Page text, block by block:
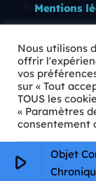
play_arrow
Objet
Mentions
🛡️ RGPD
Copyright ©
Nous utilisons
offrir
vos
sur « Tout
TOUS les
« Paramètres
consentement
Paramètres